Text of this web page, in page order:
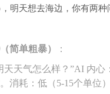
明天想去海边，你有两种
简单粗暴）
：
天天气怎么样？”AI 内心
消耗：低（5-15个单位）